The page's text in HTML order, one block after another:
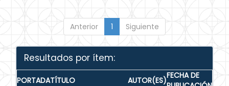
Anterior 1 Siguiente
Resultados por ítem:
PORTADATÍTULO AUTOR(ES)FECHA DE